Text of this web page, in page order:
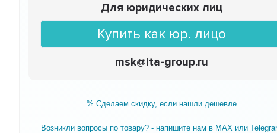
Для юридических лиц
Купить как юр. лицо
msk@ita-group.ru
% Сделаем скидку, если нашли дешевле
Возникли вопросы по товару? - напишите нам в MAX или